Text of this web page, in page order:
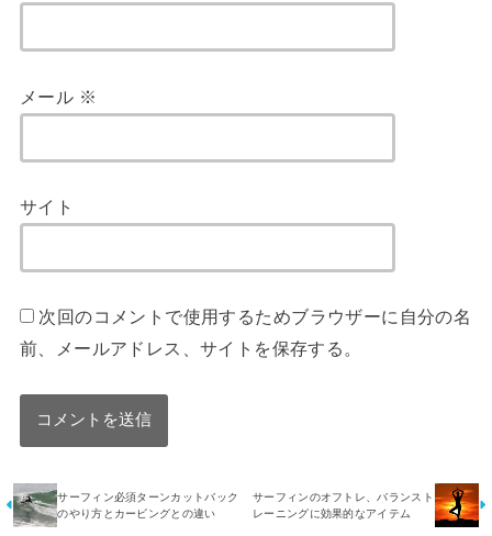
メール ※
サイト
次回のコメントで使用するためブラウザーに自分の名
前、メールアドレス、サイトを保存する。
サーフィン必須ターンカットバック
のやり方とカービングとの違い
サーフィンのオフトレ、バランスト
レーニングに効果的なアイテム